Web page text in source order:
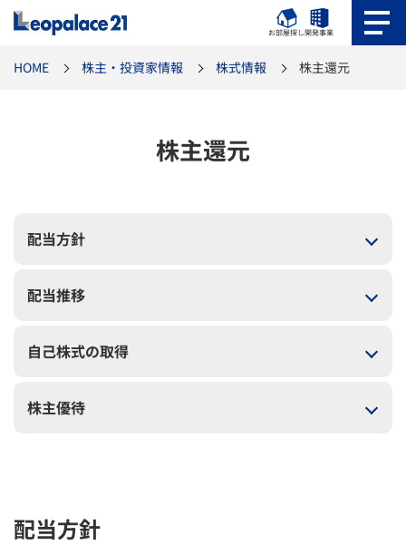
お部屋探し開発事業
HOME 株主・投資家情報 株式情報 株主還元
株主還元
配当方針
配当推移
自己株式の取得
株主優待
配当方針